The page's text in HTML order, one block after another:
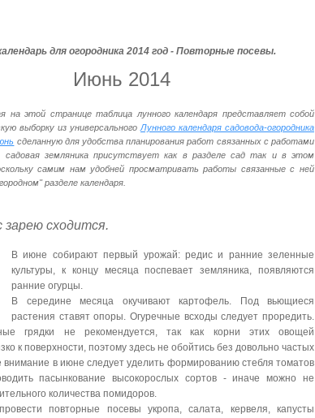
для огородника 2014 год - Повторные посевы.
Июнь 2014
на этой странице таблица лунного календаря представляет собой
выборку из универсального Лунного календаря садовода-огородника
сделанную для удобства планирования работ связанных с работами
садовая земляника присутствует как в разделе сад так и в этом
самим нам удобней просматривать работы связанные с ней
разделе календаря.
зарею сходится.
В июне собирают первый урожай: редис и ранние зеленные
культуры, к концу месяца поспевает земляника, появляются
ранние огурцы.
В середине месяца окучивают картофель. Под вьющиеся
растения ставят опоры. Огуречные всходы следует проредить.
грядки не рекомендуется, так как корни этих овощей
к поверхности, поэтому здесь не обойтись без довольно частых
внимание в июне следует уделить формированию стебля томатов
пасынкование высокорослых сортов - иначе можно не
количества помидоров.
повторные посевы укропа, салата, кервеля, капусты